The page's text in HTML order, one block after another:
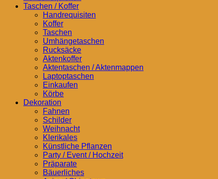
Taschen / Koffer
Handrequisiten
Koffer
Taschen
Umhängetaschen
Rucksäcke
Aktenkoffer
Aktentaschen / Aktenmappen
Laptoptaschen
Einkaufen
Körbe
Dekoration
Fahnen
Schilder
Weihnacht
Klerikales
Künstliche Pflanzen
Party / Event / Hochzeit
Präparate
Bäuerliches